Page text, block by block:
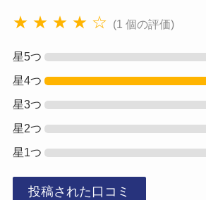
★ ★ ★ ★ ☆ (1 個の評価)
星5つ
星4つ
星3つ
星2つ
星1つ
投稿された口コミ